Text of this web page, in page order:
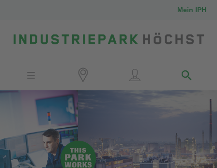
Mein IPH
IPH-Mitarbeiter
Kontakt